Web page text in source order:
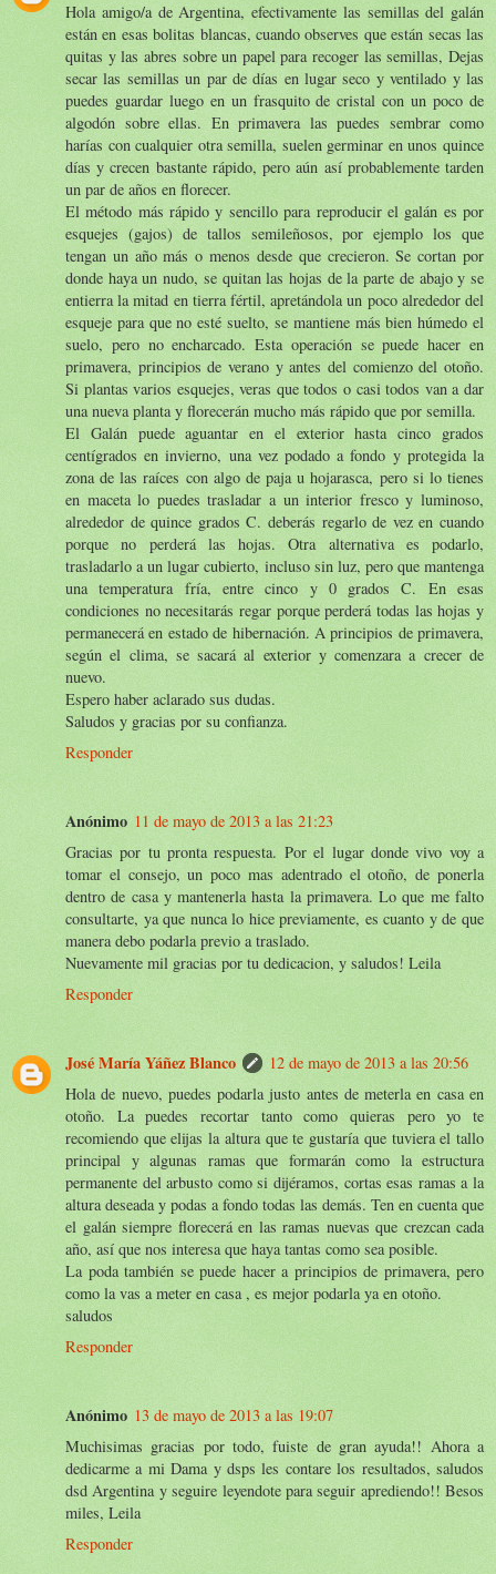
Hola amigo/a de Argentina, efectivamente las semillas del galán
están en esas bolitas blancas, cuando observes que están secas las
quitas y las abres sobre un papel para recoger las semillas, Dejas
secar las semillas un par de días en lugar seco y ventilado y las
puedes guardar luego en un frasquito de cristal con un poco de
algodón sobre ellas. En primavera las puedes sembrar como
harías con cualquier otra semilla, suelen germinar en unos quince
días y crecen bastante rápido, pero aún así probablemente tarden
un par de años en florecer.
El método más rápido y sencillo para reproducir el galán es por
esquejes (gajos) de tallos semileñosos, por ejemplo los que
tengan un año más o menos desde que crecieron. Se cortan por
donde haya un nudo, se quitan las hojas de la parte de abajo y se
entierra la mitad en tierra fértil, apretándola un poco alrededor del
esqueje para que no esté suelto, se mantiene más bien húmedo el
suelo, pero no encharcado. Esta operación se puede hacer en
primavera, principios de verano y antes del comienzo del otoño.
Si plantas varios esquejes, veras que todos o casi todos van a dar
una nueva planta y florecerán mucho más rápido que por semilla.
El Galán puede aguantar en el exterior hasta cinco grados
centígrados en invierno, una vez podado a fondo y protegida la
zona de las raíces con algo de paja u hojarasca, pero si lo tienes
en maceta lo puedes trasladar a un interior fresco y luminoso,
alrededor de quince grados C. deberás regarlo de vez en cuando
porque no perderá las hojas. Otra alternativa es podarlo,
trasladarlo a un lugar cubierto, incluso sin luz, pero que mantenga
una temperatura fría, entre cinco y 0 grados C. En esas
condiciones no necesitarás regar porque perderá todas las hojas y
permanecerá en estado de hibernación. A principios de primavera,
según el clima, se sacará al exterior y comenzara a crecer de
nuevo.
Espero haber aclarado sus dudas.
Saludos y gracias por su confianza.
Responder
Anónimo 11 de mayo de 2013 a las 21:23
Gracias por tu pronta respuesta. Por el lugar donde vivo voy a
tomar el consejo, un poco mas adentrado el otoño, de ponerla
dentro de casa y mantenerla hasta la primavera. Lo que me falto
consultarte, ya que nunca lo hice previamente, es cuanto y de que
manera debo podarla previo a traslado.
Nuevamente mil gracias por tu dedicacion, y saludos! Leila
Responder
José María Yáñez Blanco
12 de mayo de 2013 a las 20:56
Hola de nuevo, puedes podarla justo antes de meterla en casa en
otoño. La puedes recortar tanto como quieras pero yo te
recomiendo que elijas la altura que te gustaría que tuviera el tallo
principal y algunas ramas que formarán como la estructura
permanente del arbusto como si dijéramos, cortas esas ramas a la
altura deseada y podas a fondo todas las demás. Ten en cuenta que
el galán siempre florecerá en las ramas nuevas que crezcan cada
año, así que nos interesa que haya tantas como sea posible.
La poda también se puede hacer a principios de primavera, pero
como la vas a meter en casa , es mejor podarla ya en otoño.
saludos
Responder
Anónimo 13 de mayo de 2013 a las 19:07
Muchisimas gracias por todo, fuiste de gran ayuda!! Ahora a
dedicarme a mi Dama y dsps les contare los resultados, saludos
dsd Argentina y seguire leyendote para seguir aprediendo!! Besos
miles, Leila
Responder